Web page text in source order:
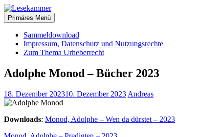
Zum
Inhalt
springen
Lesekammer
christliche Bücher zum kostenlosen Download
Primäres Menü
Sammeldownload
Impressum, Datenschutz und Nutzungsrechte
Zum Thema Urheberrecht
Adolphe Monod – Bücher 2023
18. Dezember 202310. Dezember 2023 Andreas
Downloads: Monod, Adolphe – Wen da dürstet – 2023